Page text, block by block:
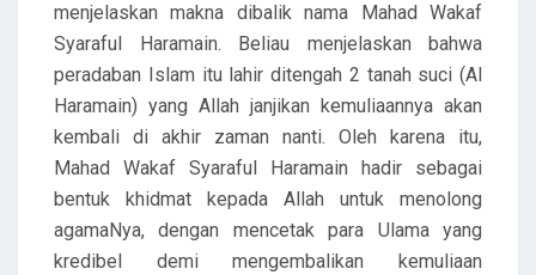
menjelaskan makna dibalik nama Mahad Wakaf
Syaraful Haramain. Beliau menjelaskan bahwa
peradaban Islam itu lahir ditengah 2 tanah suci (Al
Haramain) yang Allah janjikan kemuliaannya akan
kembali di akhir zaman nanti. Oleh karena itu,
Mahad Wakaf Syaraful Haramain hadir sebagai
bentuk khidmat kepada Allah untuk menolong
agamaNya, dengan mencetak para Ulama yang
kredibel demi mengembalikan kemuliaan